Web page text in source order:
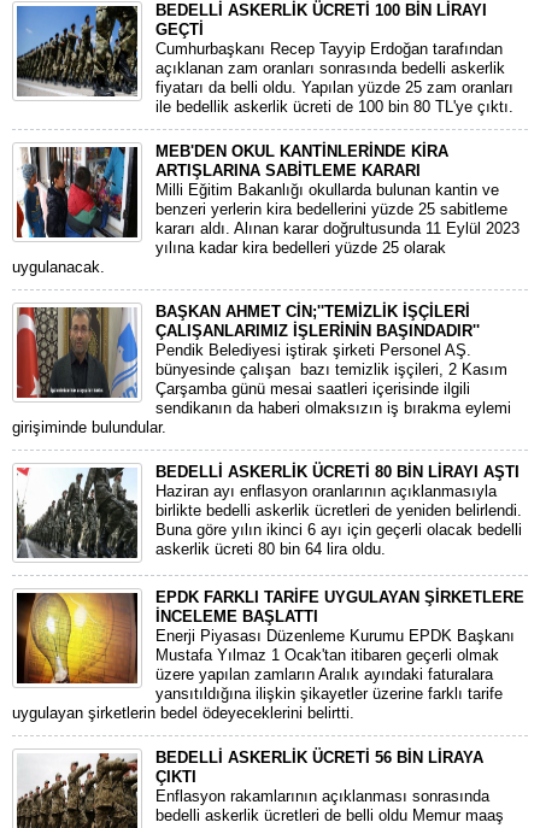
BEDELLİ ASKERLİK ÜCRETİ 100 BİN LİRAYI
GEÇTİ
Cumhurbaşkanı Recep Tayyip Erdoğan tarafından
açıklanan zam oranları sonrasında bedelli askerlik
fiyatarı da belli oldu. Yapılan yüzde 25 zam oranları
ile bedellik askerlik ücreti de 100 bin 80 TL'ye çıktı.
MEB'DEN OKUL KANTİNLERİNDE KİRA
ARTIŞLARINA SABİTLEME KARARI
Milli Eğitim Bakanlığı okullarda bulunan kantin ve
benzeri yerlerin kira bedellerini yüzde 25 sabitleme
kararı aldı. Alınan karar doğrultusunda 11 Eylül 2023
yılına kadar kira bedelleri yüzde 25 olarak
uygulanacak.
BAŞKAN AHMET CİN;''TEMİZLİK İŞÇİLERİ
ÇALIŞANLARIMIZ İŞLERİNİN BAŞINDADIR''
Pendik Belediyesi iştirak şirketi Personel AŞ.
bünyesinde çalışan bazı temizlik işçileri, 2 Kasım
Çarşamba günü mesai saatleri içerisinde ilgili
sendikanın da haberi olmaksızın iş bırakma eylemi
girişiminde bulundular.
BEDELLİ ASKERLİK ÜCRETİ 80 BİN LİRAYI AŞTI
Haziran ayı enflasyon oranlarının açıklanmasıyla
birlikte bedelli askerlik ücretleri de yeniden belirlendi.
Buna göre yılın ikinci 6 ayı için geçerli olacak bedelli
askerlik ücreti 80 bin 64 lira oldu.
EPDK FARKLI TARİFE UYGULAYAN ŞİRKETLERE
İNCELEME BAŞLATTI
Enerji Piyasası Düzenleme Kurumu EPDK Başkanı
Mustafa Yılmaz 1 Ocak'tan itibaren geçerli olmak
üzere yapılan zamların Aralık ayındaki faturalara
yansıtıldığına ilişkin şikayetler üzerine farklı tarife
uygulayan şirketlerin bedel ödeyeceklerini belirtti.
BEDELLİ ASKERLİK ÜCRETİ 56 BİN LİRAYA
ÇIKTI
Enflasyon rakamlarının açıklanması sonrasında
bedelli askerlik ücretleri de belli oldu Memur maaş